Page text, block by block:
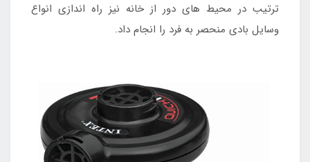
ترتیب در محیط های دور از خانه نیز راه اندازی انواع
وسایل بادی منحصر به فرد را انجام داد.